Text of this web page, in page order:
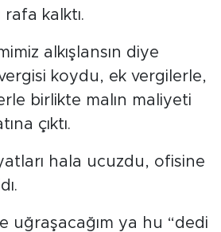
rafa kalktı.
alkışlansın diye
koydu, ek vergilerle,
birlikte malın maliyeti
çıktı.
hala ucuzdu, ofisine
uğraşacağım ya hu “dedi